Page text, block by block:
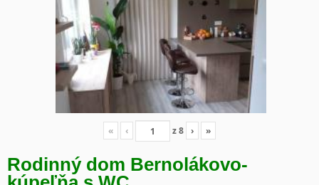
« ‹ z8 › »
Rodinný dom Bernolákovo-